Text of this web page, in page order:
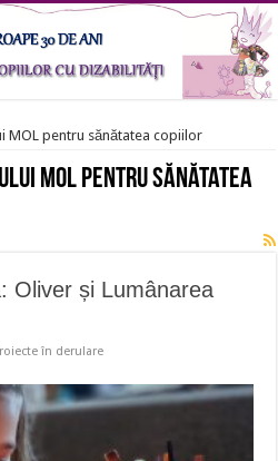
MOL pentru sănătatea copiilor
MOL pentru sănătatea
Oliver și Lumânarea
în derulare